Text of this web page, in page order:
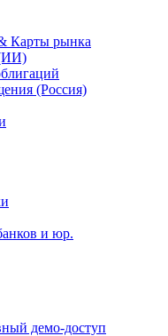
Карты рынка
(Россия)
и юр.
демо-доступ